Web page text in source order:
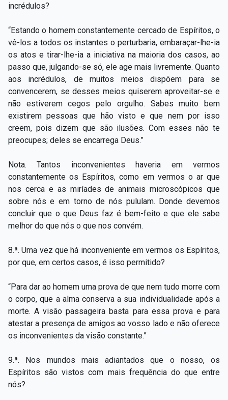
incrédulos?
“Estando o homem constantemente cercado de Espíritos, o
vê-los a todos os instantes o perturbaria, embaraçar-lhe-ia
os atos e tirar-lhe-ia a iniciativa na maioria dos casos, ao
passo que, julgando-se só, ele age mais livremente. Quanto
aos incrédulos, de muitos meios dispõem para se
convencerem, se desses meios quiserem aproveitar-se e
não estiverem cegos pelo orgulho. Sabes muito bem
existirem pessoas que hão visto e que nem por isso
creem, pois dizem que são ilusões. Com esses não te
preocupes; deles se encarrega Deus.”
Nota. Tantos inconvenientes haveria em vermos
constantemente os Espíritos, como em vermos o ar que
nos cerca e as miríades de animais microscópicos que
sobre nós e em torno de nós pululam. Donde devemos
concluir que o que Deus faz é bem-feito e que ele sabe
melhor do que nós o que nos convém.
8.ª. Uma vez que há inconveniente em vermos os Espíritos,
por que, em certos casos, é isso permitido?
“Para dar ao homem uma prova de que nem tudo morre com
o corpo, que a alma conserva a sua individualidade após a
morte. A visão passageira basta para essa prova e para
atestar a presença de amigos ao vosso lado e não oferece
os inconvenientes da visão constante.”
9.ª. Nos mundos mais adiantados que o nosso, os
Espíritos são vistos com mais frequência do que entre
nós?